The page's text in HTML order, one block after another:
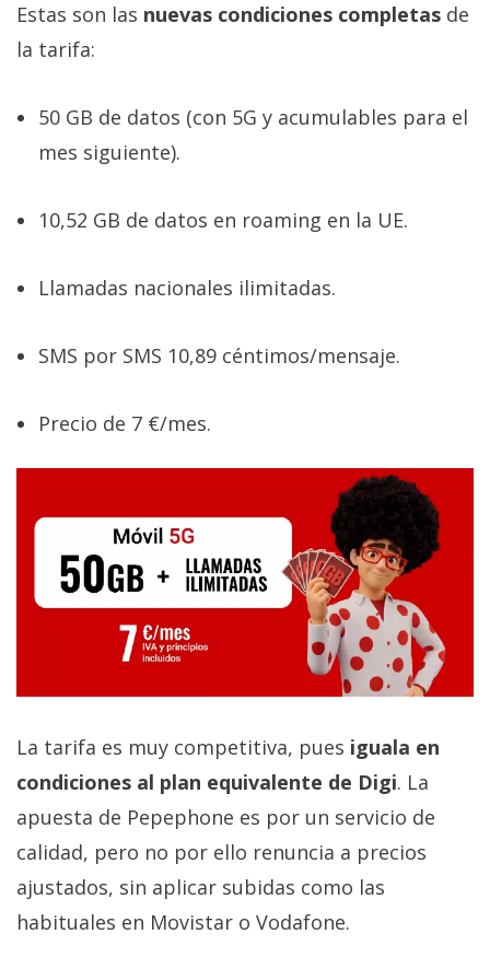
Estas son las nuevas condiciones completas de
la tarifa:
50 GB de datos (con 5G y acumulables para el
mes siguiente).
10,52 GB de datos en roaming en la UE.
Llamadas nacionales ilimitadas.
SMS por SMS 10,89 céntimos/mensaje.
Precio de 7 €/mes.
La tarifa es muy competitiva, pues iguala en
condiciones al plan equivalente de Digi. La
apuesta de Pepephone es por un servicio de
calidad, pero no por ello renuncia a precios
ajustados, sin aplicar subidas como las
habituales en Movistar o Vodafone.